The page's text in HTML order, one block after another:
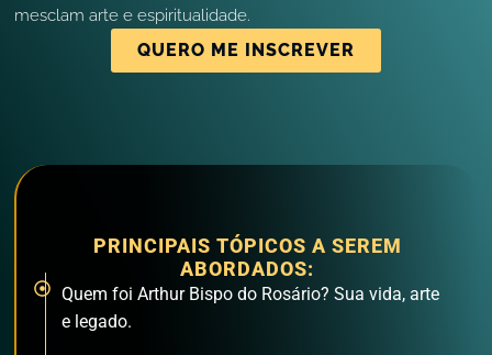
mesclam arte e espiritualidade.
QUERO ME INSCREVER
PRINCIPAIS TÓPICOS A SEREM
ABORDADOS:
Quem foi Arthur Bispo do Rosário? Sua vida, arte
e legado.